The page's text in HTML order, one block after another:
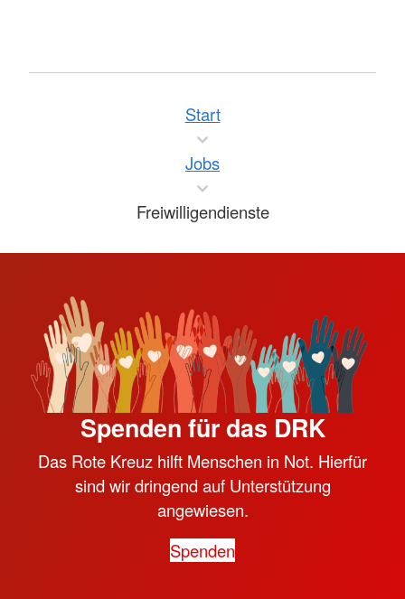
Start
Jobs
Freiwilligendienste
Spenden für das DRK
Das Rote Kreuz hilft Menschen in Not. Hierfür
sind wir dringend auf Unterstützung
angewiesen.
Spenden